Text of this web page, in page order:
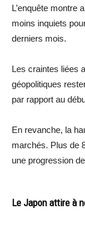
L’enquête montre
moins inquiets
derniers mois.
Les craintes liées
géopolitiques
par rapport au
En revanche, la
marchés. Plus de
une progression
Le Japon attire à